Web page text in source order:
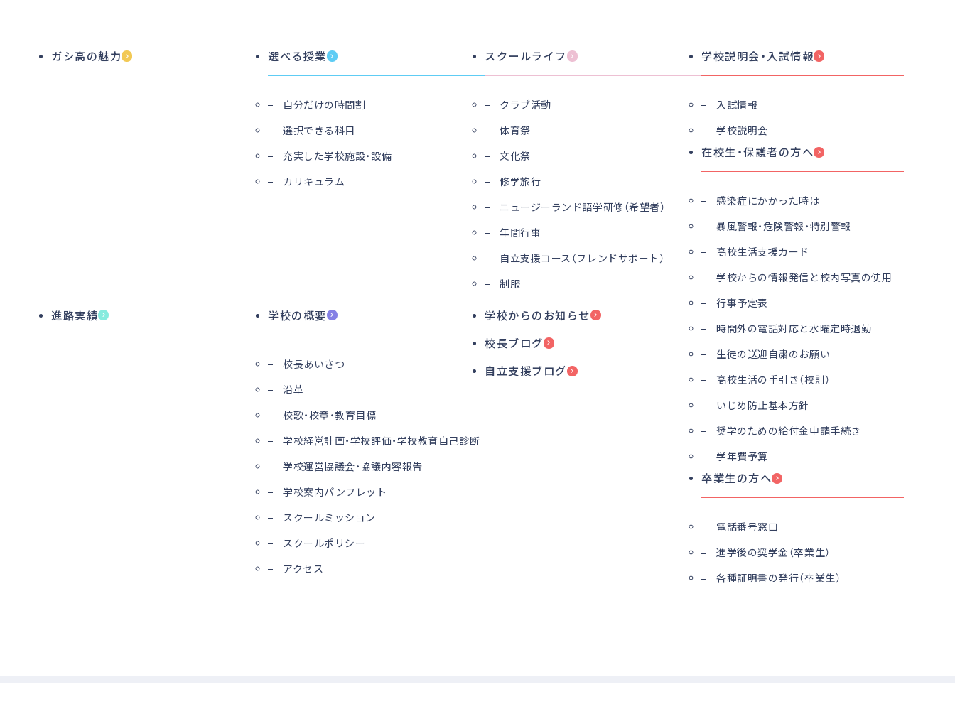
ガシ高の魅力 選べる授業
自分だけの時間割
選択できる科目
充実した学校施設・設備
カリキュラム
スクールライフ
クラブ活動
体育祭
文化祭
修学旅行
ニュージーランド語学研修（希望者）
年間行事
自立支援コース（フレンドサポート）
制服
進路実績 学校の概要
校長あいさつ
沿革
校歌・校章・教育目標
学校経営計画・学校評価・学校教育自己診断
学校運営協議会・協議内容報告
学校案内パンフレット
スクールミッション
スクールポリシー
アクセス
学校からのお知らせ
校長ブログ
自立支援ブログ
学校説明会・入試情報
入試情報
学校説明会
在校生・保護者の方へ
感染症にかかった時は
暴風警報・危険警報・特別警報
高校生活支援カード
学校からの情報発信と校内写真の使用
行事予定表
時間外の電話対応と水曜定時退勤
生徒の送迎自粛のお願い
高校生活の手引き（校則）
いじめ防止基本方針
奨学のための給付金申請手続き
学年費予算
卒業生の方へ
電話番号窓口
進学後の奨学金（卒業生）
各種証明書の発行（卒業生）